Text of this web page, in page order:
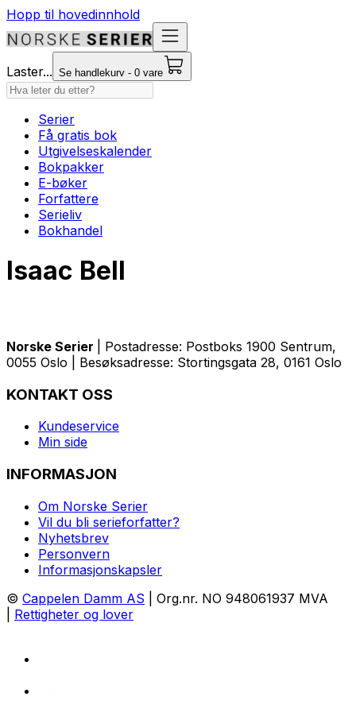
Hopp til hovedinnhold
Laster... Se handlekurv - 0 vare
Serier
Få gratis bok
Utgivelseskalender
Bokpakker
E-bøker
Forfattere
Serieliv
Bokhandel
Isaac Bell
Norske Serier
| Postadresse: Postboks 1900 Sentrum,
0055 Oslo | Besøksadresse: Stortingsgata 28, 0161 Oslo
KONTAKT OSS
Kundeservice
Min side
INFORMASJON
Om Norske Serier
Vil du bli serieforfatter?
Nyhetsbrev
Personvern
Informasjonskapsler
© Cappelen Damm AS | Org.nr. NO 948061937 MVA
Rettigheter og lover